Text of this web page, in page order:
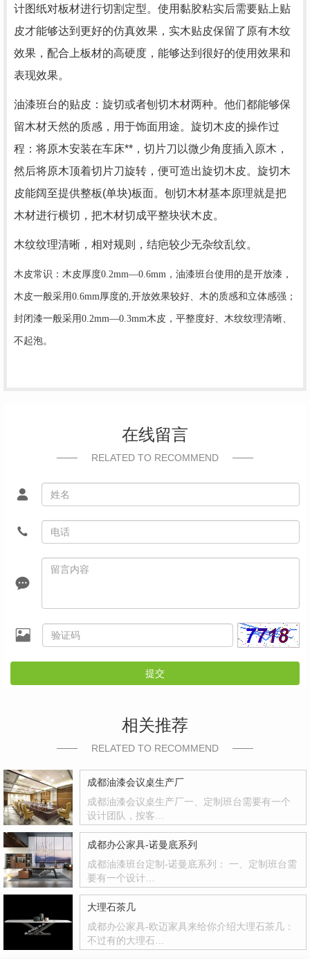
计图纸对板材进行切割定型。使用黏胶粘实后需要贴上贴
皮才能够达到更好的仿真效果，实木贴皮保留了原有木纹
效果，配合上板材的高硬度，能够达到很好的使用效果和
表现效果。
油漆班台的贴皮：旋切或者刨切木材两种。他们都能够保
留木材天然的质感，用于饰面用途。旋切木皮的操作过
程：将原木安装在车床**，切片刀以微少角度插入原木，
然后将原木顶着切片刀旋转，便可造出旋切木皮。旋切木
皮能阔至提供整板(单块)板面。刨切木材基本原理就是把
木材进行横切，把木材切成平整块状木皮。
木纹纹理清晰，相对规则，结疤较少无杂纹乱纹。
木皮常识：木皮厚度0.2mm—0.6mm ，油漆班台使用的是开放漆，
木皮一般采用0.6mm 厚度的 开放效果较好、木的质感和立体感强；
封闭漆一般采用0.2mm—0.3mm木皮，平整度好、木纹纹理清晰、
不起泡。
在线留言
RELATED TO RECOMMEND
提交
相关推荐
RELATED TO RECOMMEND
成都油漆会议桌生产厂
成都油漆会议桌生产厂一、定制班台需要有一个
设计团队，按客…
成都办公家具-诺曼底系列
成都油漆班台定制-诺曼底系列： 一、定制班台需
要有一个设计…
大理石茶几
成都办公家具-欧迈家具来给你介绍大理石茶几：
不过有的大理石…